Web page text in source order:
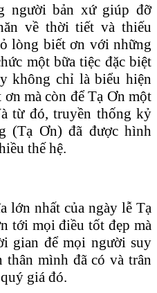
người bản xứ giúp đỡ
về thời tiết và thiếu
lòng biết ơn với những
một bữa tiệc đặc biệt
không chỉ là biểu hiện
mà còn để Tạ Ơn một
từ đó, truyền thống kỷ
(Tạ Ơn) đã được hình
thế hệ.
lớn nhất của ngày lễ Tạ
tới mọi điều tốt đẹp mà
gian để mọi người suy
thân mình đã có và trân
giá đó.